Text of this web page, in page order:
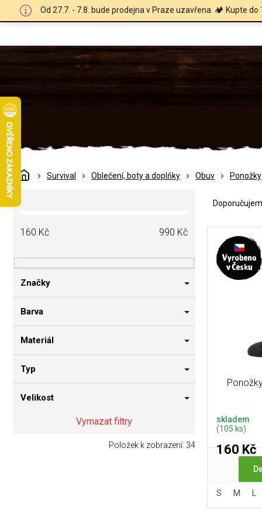
Od 27.7. - 7.8. bude prodejna v Praze uzavřena. 🏕️ Kupte
DomůSurvival Oblečení, boty a doplňky Obuv Ponožky
P
o
a
n
í
a
160 Kč 990 Kč
Značky
Barva
Materiál
Typ
Velikost
Vymazat filtry
Položek k zobrazení: 34
e
skladem
(105 ks)
160 Kč
S M L